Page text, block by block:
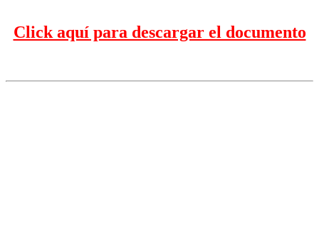
Click aquí para descargar el documento